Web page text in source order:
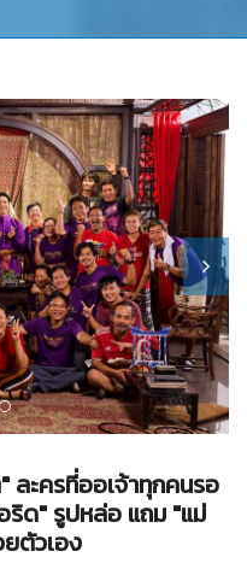
ะครที่ออเจ้าทุกคนรอ
ด" รูปหล่อ แถม "แม่
ตัวเอง